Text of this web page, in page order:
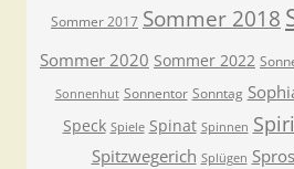
Sommer 2017 Sommer 2018
Sommer 2020 Sommer 2022
Sonnenhut Sonnentor Sonntag
Speck Spiele Spinat Spinnen
Spitzwegerich Splügen